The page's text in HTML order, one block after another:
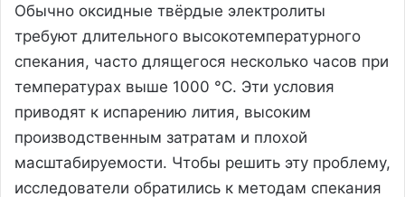
Обычно оксидные твёрдые электролиты
требуют длительного высокотемпературного
спекания, часто длящегося несколько часов при
температурах выше 1000 °C. Эти условия
приводят к испарению лития, высоким
производственным затратам и плохой
масштабируемости. Чтобы решить эту проблему,
исследователи обратились к методам спекания